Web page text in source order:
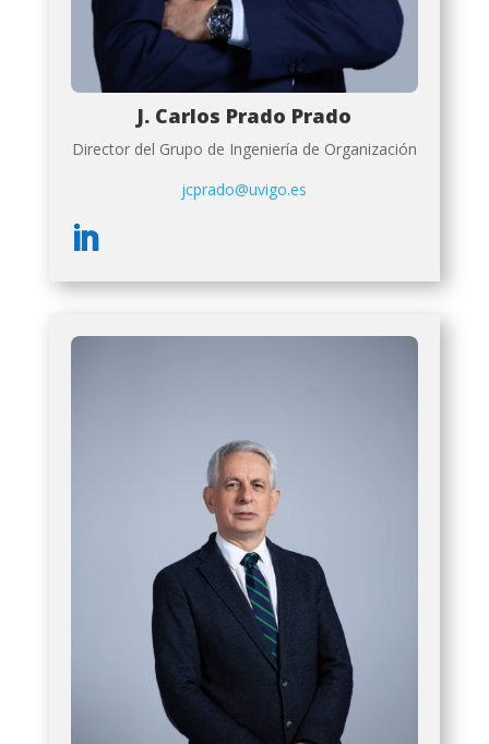
J. Carlos Prado Prado
Director del Grupo de Ingeniería de Organización
jcprado@uvigo.es